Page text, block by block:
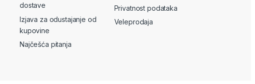
dostave
Izjava za odustajanje od
kupovine
Najčešća pitanja
Privatnost podataka
Veleprodaja